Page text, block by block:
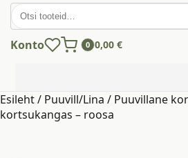
Otsi:
Konto 0 0,00 €
Esileht/ Puuvill/Lina / Puuvillane
kortsukangas – roosa